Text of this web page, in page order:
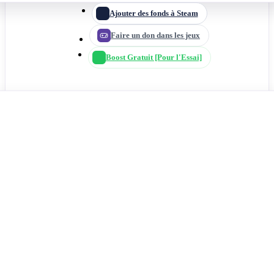
Ajouter des fonds à Steam
Faire un don dans les jeux
Boost Gratuit [Pour l'Essai]